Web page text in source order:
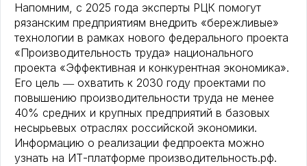
Напомним, с 2025 года эксперты РЦК помогут
рязанским предприятиям внедрить «бережливые»
технологии в рамках нового федерального проекта
«Производительность труда» национального
проекта «Эффективная и конкурентная экономика».
Его цель ― охватить к 2030 году проектами по
повышению производительности труда не менее
40% средних и крупных предприятий в базовых
несырьевых отраслях российской экономики.
Информацию о реализации федпроекта можно
узнать на ИТ-платформе производительность.рф.